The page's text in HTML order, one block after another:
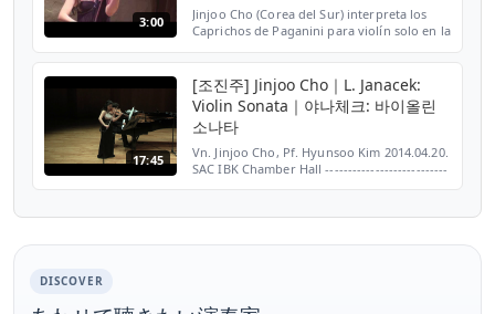
3:00
Jinjoo Cho (Corea del Sur) interpreta los
Caprichos de Paganini para violín solo en la
Más información: ...
17:45
[조진주] Jinjoo Cho｜L. Janacek:
Violin Sonata｜야나체크: 바이올린
소나타
Vn. Jinjoo Cho, Pf. Hyunsoo Kim 2014.04.20.
SAC IBK Chamber Hall ---------------------------
DISCOVER